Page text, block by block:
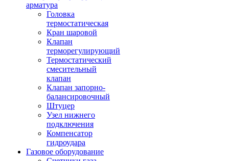
арматура
Головка
термостатическая
Кран шаровой
Клапан
терморегулирующий
Термостатический
смесительный
клапан
Клапан запорно-
балансировочный
Штуцер
Узел нижнего
подключения
Компенсатор
гидроудара
Газовое оборудование